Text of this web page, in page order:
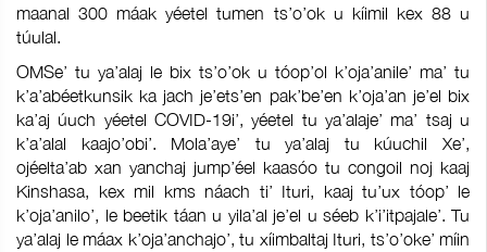
maanal 300 máak yéetel tumen ts’o’ok u kíimil kex 88 u
túulal.
OMSe’ tu ya’alaj le bix ts’o’ok u tóop’ol k’oja’anile’ ma’ tu
k’a’abéetkunsik ka jach je’ets’en pak’be’en k’oja’an je’el bix
ka’aj úuch yéetel COVID-19i’, yéetel tu ya’alaje’ ma’ tsaj u
k’a’alal kaajo’obi’. Mola’aye’ tu ya’alaj tu kúuchil Xe’,
ojéelta’ab xan yanchaj jump’éel kaasóo tu congoil noj kaaj
Kinshasa, kex mil kms náach ti’ Ituri, kaaj tu’ux tóop’ le
k’oja’anilo’, le beetik táan u yila’al je’el u séeb k’i’itpajale’. Tu
ya’alaj le máax k’oja’anchajo’, tu xíimbaltaj Ituri, ts’o’oke’ míin